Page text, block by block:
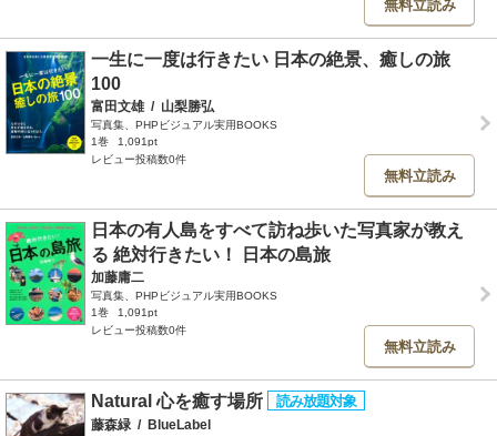
無料立読み
一生に一度は行きたい 日本の絶景、癒しの旅
100
富田文雄 / 山梨勝弘
写真集、PHPビジュアル実用BOOKS
1巻
1,091pt
レビュー投稿数0件
無料立読み
日本の有人島をすべて訪ね歩いた写真家が教え
る 絶対行きたい！ 日本の島旅
加藤庸二
写真集、PHPビジュアル実用BOOKS
1巻
1,091pt
レビュー投稿数0件
無料立読み
Natural 心を癒す場所
藤森緑 / BlueLabel